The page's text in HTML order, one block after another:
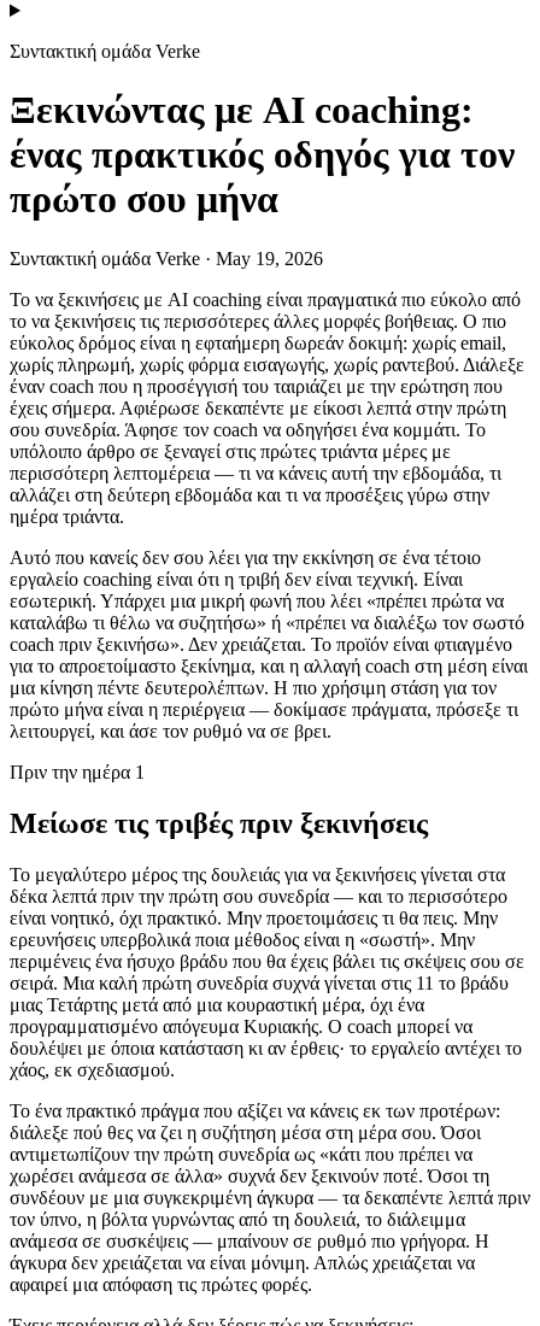
Συντακτική ομάδα Verke
Ξεκινώντας με AI coaching:
ένας πρακτικός οδηγός για τον
πρώτο σου μήνα
Συντακτική ομάδα Verke · May 19, 2026
Το να ξεκινήσεις με AI coaching είναι πραγματικά πιο εύκολο από
το να ξεκινήσεις τις περισσότερες άλλες μορφές βοήθειας. Ο πιο
εύκολος δρόμος είναι η εφταήμερη δωρεάν δοκιμή: χωρίς email,
χωρίς πληρωμή, χωρίς φόρμα εισαγωγής, χωρίς ραντεβού. Διάλεξε
έναν coach που η προσέγγισή του ταιριάζει με την ερώτηση που
έχεις σήμερα. Αφιέρωσε δεκαπέντε με είκοσι λεπτά στην πρώτη
σου συνεδρία. Άφησε τον coach να οδηγήσει ένα κομμάτι. Το
υπόλοιπο άρθρο σε ξεναγεί στις πρώτες τριάντα μέρες με
περισσότερη λεπτομέρεια — τι να κάνεις αυτή την εβδομάδα, τι
αλλάζει στη δεύτερη εβδομάδα και τι να προσέξεις γύρω στην
ημέρα τριάντα.
Αυτό που κανείς δεν σου λέει για την εκκίνηση σε ένα τέτοιο
εργαλείο coaching είναι ότι η τριβή δεν είναι τεχνική. Είναι
εσωτερική. Υπάρχει μια μικρή φωνή που λέει «πρέπει πρώτα να
καταλάβω τι θέλω να συζητήσω» ή «πρέπει να διαλέξω τον σωστό
coach πριν ξεκινήσω». Δεν χρειάζεται. Το προϊόν είναι φτιαγμένο
για το απροετοίμαστο ξεκίνημα, και η αλλαγή coach στη μέση είναι
μια κίνηση πέντε δευτερολέπτων. Η πιο χρήσιμη στάση για τον
πρώτο μήνα είναι η περιέργεια — δοκίμασε πράγματα, πρόσεξε τι
λειτουργεί, και άσε τον ρυθμό να σε βρει.
Πριν την ημέρα 1
Μείωσε τις τριβές πριν ξεκινήσεις
Το μεγαλύτερο μέρος της δουλειάς για να ξεκινήσεις γίνεται στα
δέκα λεπτά πριν την πρώτη σου συνεδρία — και το περισσότερο
είναι νοητικό, όχι πρακτικό. Μην προετοιμάσεις τι θα πεις. Μην
ερευνήσεις υπερβολικά ποια μέθοδος είναι η «σωστή». Μην
περιμένεις ένα ήσυχο βράδυ που θα έχεις βάλει τις σκέψεις σου σε
σειρά. Μια καλή πρώτη συνεδρία συχνά γίνεται στις 11 το βράδυ
μιας Τετάρτης μετά από μια κουραστική μέρα, όχι ένα
προγραμματισμένο απόγευμα Κυριακής. Ο coach μπορεί να
δουλέψει με όποια κατάσταση κι αν έρθεις· το εργαλείο αντέχει το
χάος, εκ σχεδιασμού.
Το ένα πρακτικό πράγμα που αξίζει να κάνεις εκ των προτέρων:
διάλεξε πού θες να ζει η συζήτηση μέσα στη μέρα σου. Όσοι
αντιμετωπίζουν την πρώτη συνεδρία ως «κάτι που πρέπει να
χωρέσει ανάμεσα σε άλλα» συχνά δεν ξεκινούν ποτέ. Όσοι τη
συνδέουν με μια συγκεκριμένη άγκυρα — τα δεκαπέντε λεπτά πριν
τον ύπνο, η βόλτα γυρνώντας από τη δουλειά, το διάλειμμα
ανάμεσα σε συσκέψεις — μπαίνουν σε ρυθμό πιο γρήγορα. Η
άγκυρα δεν χρειάζεται να είναι μόνιμη. Απλώς χρειάζεται να
αφαιρεί μια απόφαση τις πρώτες φορές.